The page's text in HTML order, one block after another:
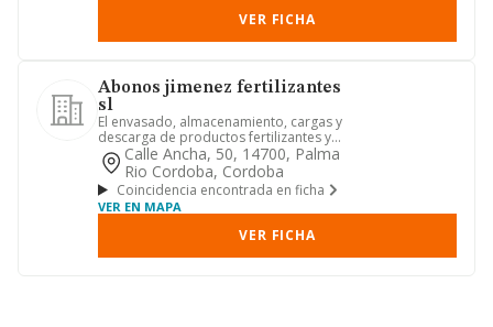
VER FICHA
Abonos jimenez fertilizantes
sl
El envasado, almacenamiento, cargas y
descarga de productos fertilizantes y
abonos, asi como de cer...
Calle Ancha, 50, 14700, Palma
Rio Cordoba, Cordoba
Coincidencia encontrada en ficha
VER EN MAPA
VER FICHA